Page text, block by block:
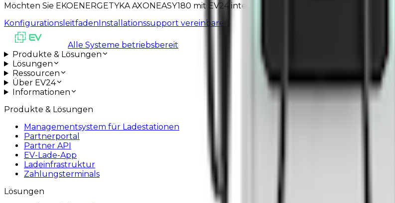
Möchten Sie EKOENERGETYKA AXONEASY180 mit EV24 integrieren?
KonfigurationsleitfadenInstallationssupport vereinbaren
Alle Systeme betriebsbereit
Produkte & Lösungen
Lösungen
Ressourcen
Über EV24
Informationen
Produkte & Lösungen
Managementsystem für Ladestationen
Partnerportal
Partner API
EV-Lade-App
Ladeinfrastruktur
Zahlungsterminals
Lösungen